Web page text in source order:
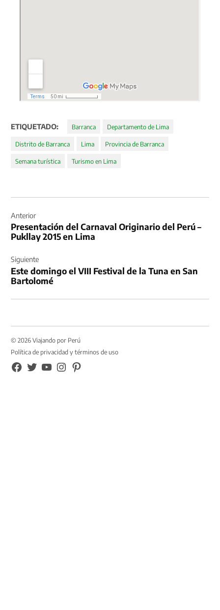
ETIQUETADO: Barranca Departamento de Lima
Distrito de Barranca Lima Provincia de Barranca
Semana turística Turismo en Lima
de
entradas
Anterior
Presentación del Carnaval Originario del Perú –
Pukllay 2015 en Lima
Siguiente
Este domingo el VIII Festival de la Tuna en San
Bartolomé
© 2026 Viajando por Perú
Política de privacidad y términos de uso
FB
TW YouTubeInstagramPinterest